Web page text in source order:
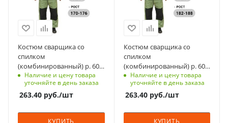
оливковые/черные
Класс защиты
Вес, кг
1.9
Костюм сварщика со
спилком
(комбинированный) р. 60-
62, 170-176 см
Наличие и цену товара
уточняйте в день заказа
263.40 руб./шт
КУПИТЬ
оливковые/черные
Класс защиты
Вес, кг
1.9
Костюм сварщика со
спилком
(комбинированный) р. 60-
62, 182-188 см
Наличие и цену товара
уточняйте в день заказа
263.40руб./шт
КУПИТЬ